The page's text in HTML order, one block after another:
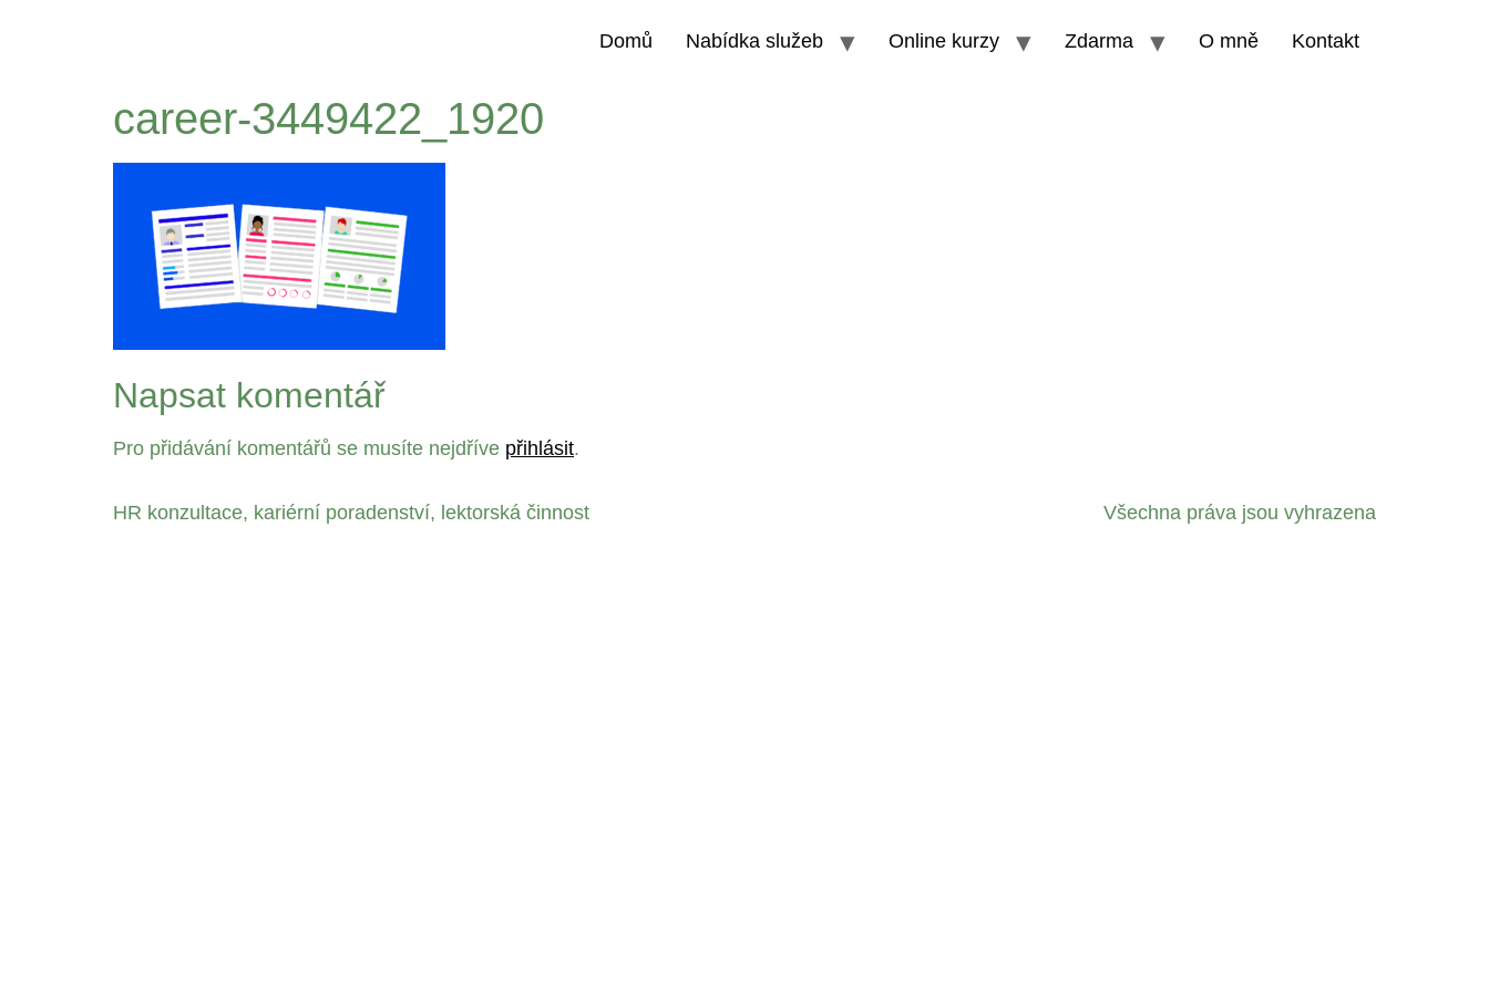
Domů Nabídka služeb Online kurzy Zdarma O mně Kontakt
career-3449422_1920
Napsat komentář
Pro přidávání komentářů se musíte nejdříve přihlásit.
HR konzultace, kariérní poradenství, lektorská činnost Všechna práva jsou vyhrazena